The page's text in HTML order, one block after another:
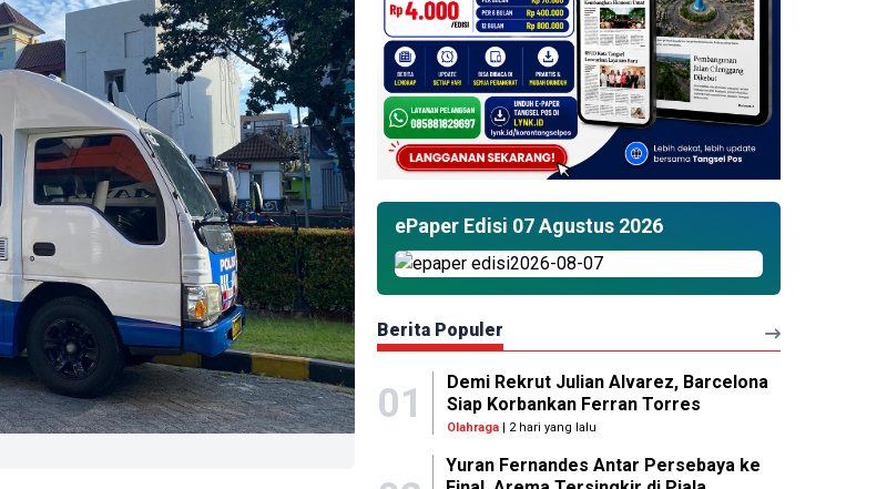
ePaper Edisi 07 Agustus 2026
Berita Populer
01
Demi Rekrut Julian Alvarez, Barcelona
Siap Korbankan Ferran Torres
Olahraga| 2 hari yang lalu
Yuran Fernandes Antar Persebaya ke